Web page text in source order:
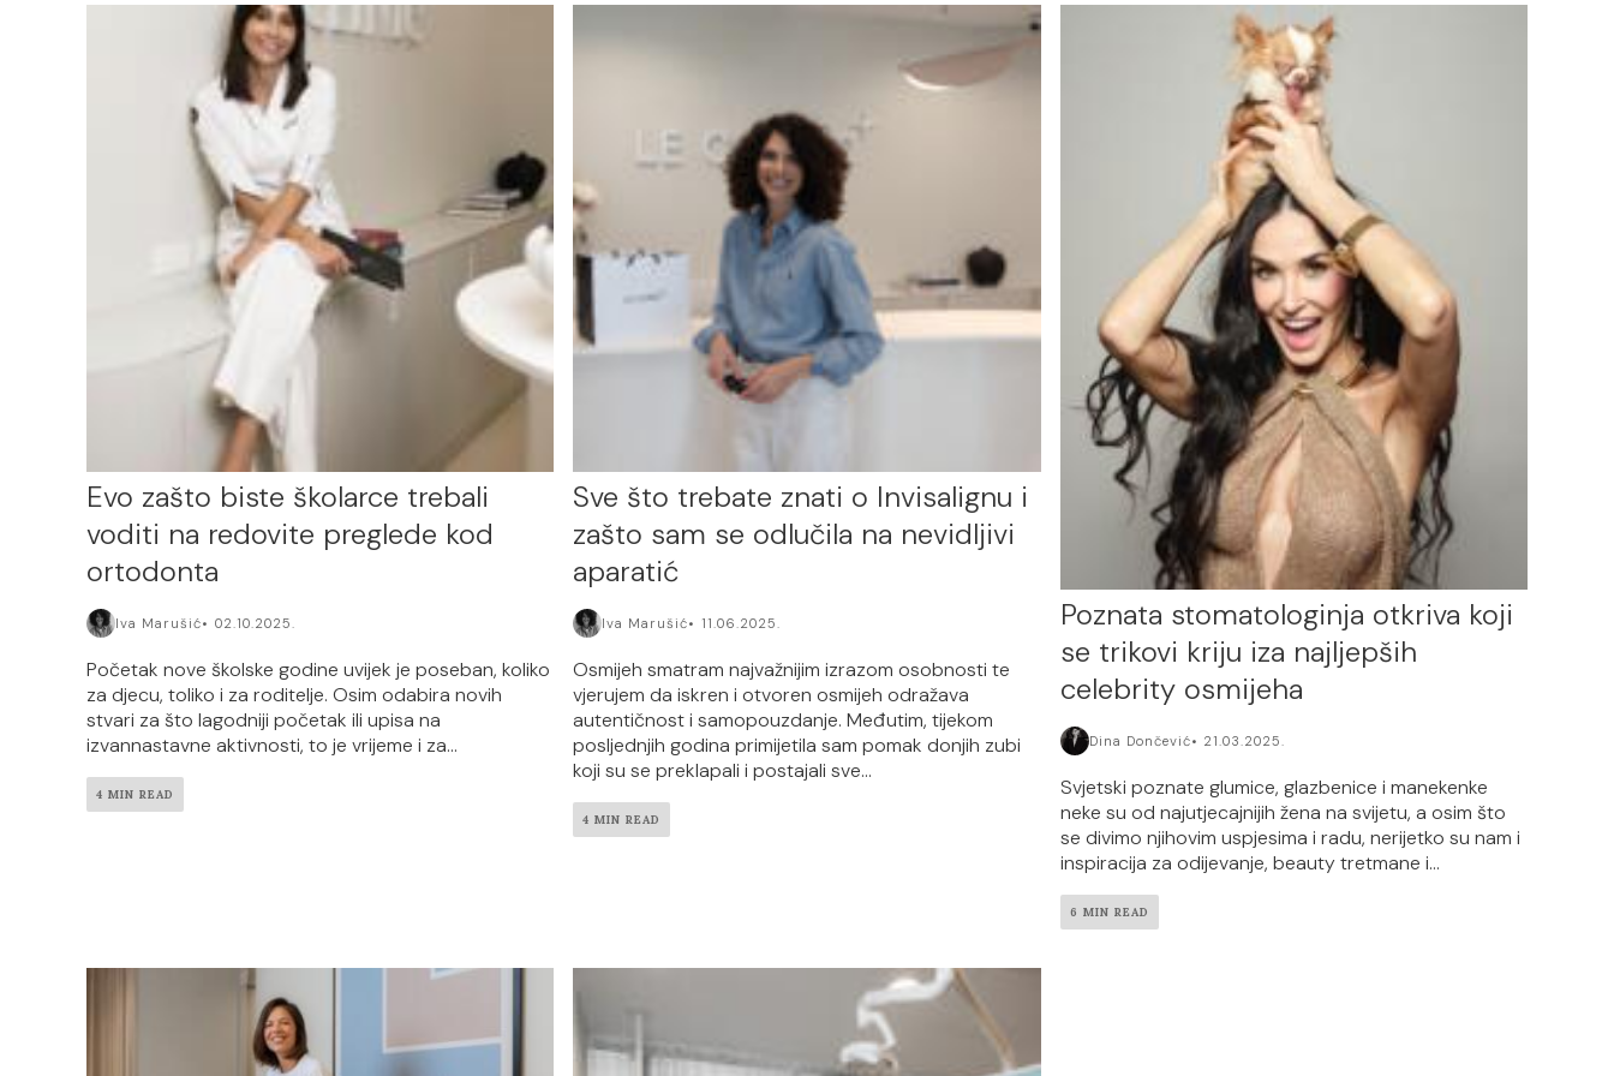
Evo zašto biste školarce trebali
voditi na redovite preglede kod
ortodonta
Iva Marušić 02.10.2025.
Početak nove školske godine uvijek je poseban, koliko
za djecu, toliko i za roditelje. Osim odabira novih
stvari za što lagodniji početak ili upisa na
izvannastavne aktivnosti, to je vrijeme i za...
4 MIN READ
Sve što trebate znati o Invisalignu i
zašto sam se odlučila na nevidljivi
aparatić
Iva Marušić 11.06.2025.
Osmijeh smatram najvažnijim izrazom osobnosti te
vjerujem da iskren i otvoren osmijeh odražava
autentičnost i samopouzdanje. Međutim, tijekom
posljednjih godina primijetila sam pomak donjih zubi
koji su se preklapali i postajali sve...
4 MIN READ
Poznata stomatologinja otkriva koji
se trikovi kriju iza najljepših
celebrity osmijeha
Dina Dončević 21.03.2025.
Svjetski poznate glumice, glazbenice i manekenke
neke su od najutjecajnijih žena na svijetu, a osim što
se divimo njihovim uspjesima i radu, nerijetko su nam i
inspiracija za odijevanje, beauty tretmane i...
6 MIN READ